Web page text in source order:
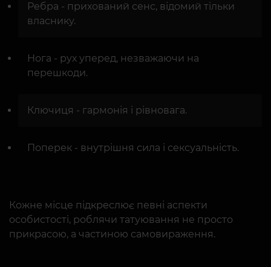
Ребра - прихований сенс, відомий тільки
власнику.
Нога - рух уперед, незважаючи на
перешкоди.
Ключиця - гармонія і рівновага.
Поперек - внутрішня сила і сексуальність.
Кожне місце підкреслює певні аспекти
особистості, роблячи татуювання не просто
прикрасою, а частиною самовираження.